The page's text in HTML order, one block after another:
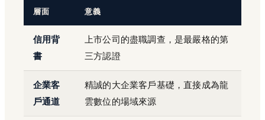
層面 意義
信用背
書
上市公司的盡職調查，是最嚴格的第
三方認證
企業客
戶通道
精誠的大企業客戶基礎，直接成為龍
雲數位的場域來源